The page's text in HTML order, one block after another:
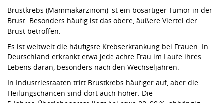
Brustkrebs (Mammakarzinom) ist ein bösartiger Tumor in der
Brust. Besonders häufig ist das obere, äußere Viertel der
Brust betroffen.
Es ist weltweit die häufigste Krebserkrankung bei Frauen. In
Deutschland erkrankt etwa jede achte Frau im Laufe ihres
Lebens daran, besonders nach den Wechseljahren.
In Industriestaaten tritt Brustkrebs häufiger auf, aber die
Heilungschancen sind dort auch höher. Die